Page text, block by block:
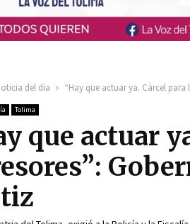
del día “Hay que actuar ya. Cárcel
Tolima
que actuar